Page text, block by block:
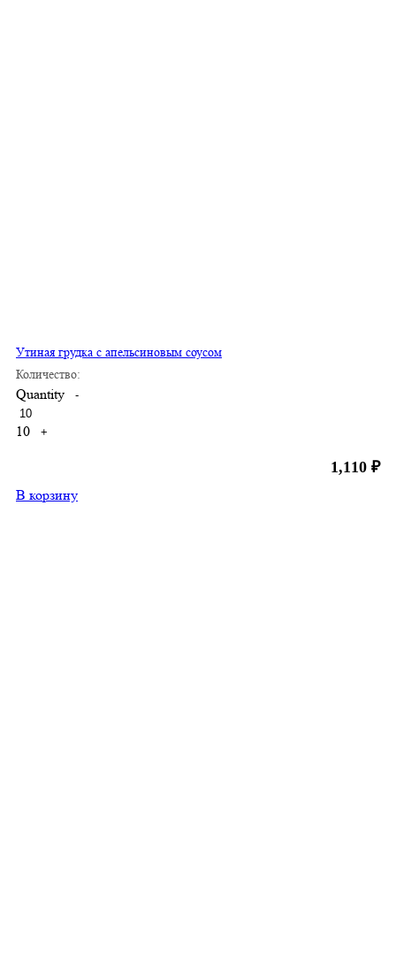
Утиная грудка с апельсиновым соусом
Количество:
Quantity -
10 +
1,110 ₽
В корзину